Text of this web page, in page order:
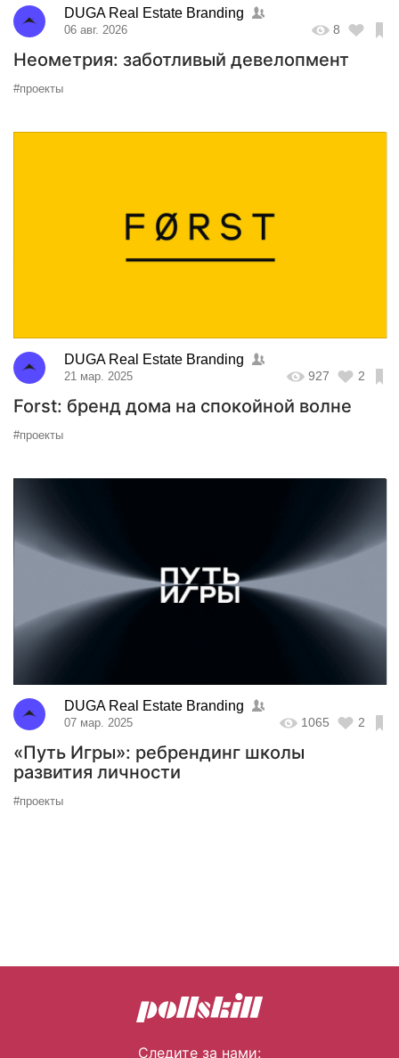
DUGA Real Estate Branding
06 авг. 2026 8
Неометрия: заботливый девелопмент
#проекты
DUGA Real Estate Branding
21 мар. 2025 927 2
Forst: бренд дома на спокойной волне
#проекты
DUGA Real Estate Branding
07 мар. 2025 1065 2
«Путь Игры»: ребрендинг школы
развития личности
#проекты
Следите за нами: